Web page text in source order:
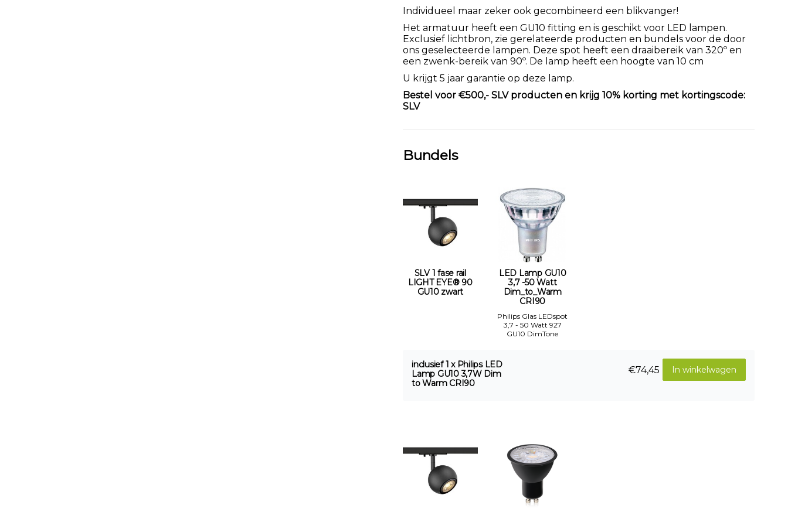
Individueel maar zeker ook gecombineerd een blikvanger!
Het armatuur heeft een GU10 fitting en is geschikt voor LED lampen.
Exclusief lichtbron, zie gerelateerde producten en bundels voor de door
ons geselecteerde lampen. Deze spot heeft een draaibereik van 320º en
een zwenk-bereik van 90º. De lamp heeft een hoogte van 10 cm
U krijgt 5 jaar garantie op deze lamp.
Bestel voor €500,- SLV producten en krijg 10% korting met kortingscode:
SLV
Bundels
SLV 1 fase rail
LIGHT EYE® 90
GU10 zwart
LED Lamp GU10
3,7 -50 Watt
Dim_to_Warm
CRI90
Philips Glas LEDspot
3,7 - 50 Watt 927
GU10 DimTone
inclusief 1 x Philips LED
Lamp GU10 3,7W Dim
to Warm CRI90
In winkelwagen
€74,45